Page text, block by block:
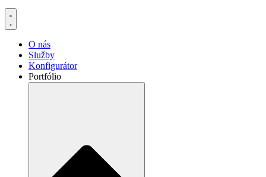
O nás
Služby
Konfigurátor
Portfólio